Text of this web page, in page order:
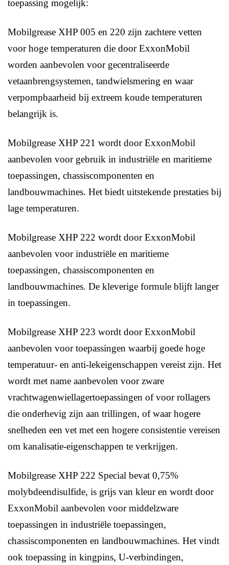
toepassing mogelijk:
Mobilgrease XHP 005 en 220 zijn zachtere vetten
voor hoge temperaturen die door ExxonMobil
worden aanbevolen voor gecentraliseerde
vetaanbrengsystemen, tandwielsmering en waar
verpompbaarheid bij extreem koude temperaturen
belangrijk is.
Mobilgrease XHP 221 wordt door ExxonMobil
aanbevolen voor gebruik in industriële en maritieme
toepassingen, chassiscomponenten en
landbouwmachines. Het biedt uitstekende prestaties bij
lage temperaturen.
Mobilgrease XHP 222 wordt door ExxonMobil
aanbevolen voor industriële en maritieme
toepassingen, chassiscomponenten en
landbouwmachines. De kleverige formule blijft langer
in toepassingen.
Mobilgrease XHP 223 wordt door ExxonMobil
aanbevolen voor toepassingen waarbij goede hoge
temperatuur- en anti-lekeigenschappen vereist zijn. Het
wordt met name aanbevolen voor zware
vrachtwagenwiellagertoepassingen of voor rollagers
die onderhevig zijn aan trillingen, of waar hogere
snelheden een vet met een hogere consistentie vereisen
om kanalisatie-eigenschappen te verkrijgen.
Mobilgrease XHP 222 Special bevat 0,75%
molybdeendisulfide, is grijs van kleur en wordt door
ExxonMobil aanbevolen voor middelzware
toepassingen in industriële toepassingen,
chassiscomponenten en landbouwmachines. Het vindt
ook toepassing in kingpins, U-verbindingen,